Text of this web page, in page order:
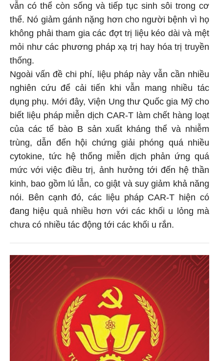
vẫn có thể còn sống và tiếp tục sinh sôi trong cơ
thể. Nó giảm gánh nặng hơn cho người bệnh vì họ
không phải tham gia các đợt trị liệu kéo dài và mệt
mỏi như các phương pháp xạ trị hay hóa trị truyền
thống.
Ngoài vấn đề chi phí, liệu pháp này vẫn cần nhiều
nghiên cứu để cải tiến khi vẫn mang nhiều tác
dụng phụ. Mới đây, Viện Ung thư Quốc gia Mỹ cho
biết liệu pháp miễn dịch CAR-T làm chết hàng loạt
của các tế bào B sản xuất kháng thể và nhiễm
trùng, dẫn đến hội chứng giải phóng quá nhiều
cytokine, tức hệ thống miễn dịch phản ứng quá
mức với việc điều trị, ảnh hưởng tới đến hệ thần
kinh, bao gồm lú lẫn, co giật và suy giảm khả năng
nói. Bên cạnh đó, các liệu pháp CAR-T hiện có
đang hiệu quả nhiều hơn với các khối u lỏng mà
chưa có nhiều tác động tới các khối u rắn.